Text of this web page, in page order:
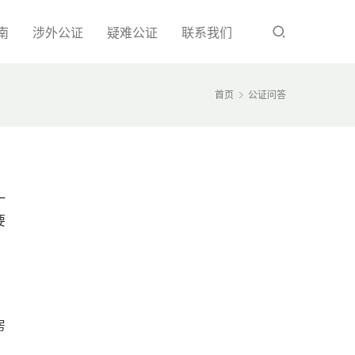
涉外公证 疑难公证 联系我们
首页 公证问答